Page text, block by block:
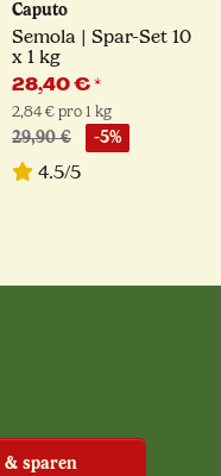
Caputo
Semola | Spar-Set 10
x 1 kg
28,40 €*
2,84 € pro 1 kg
29,90 € -5%
4.5/5
& sparen